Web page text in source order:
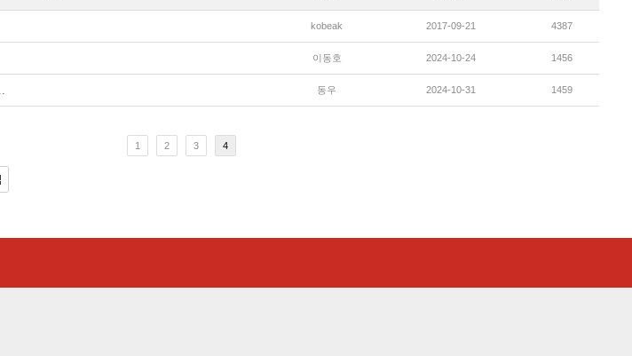
kobeak 2017-09-21 4387
이동호 2024-10-24 1456
동우 2024-10-31 1459
1 2 3 4